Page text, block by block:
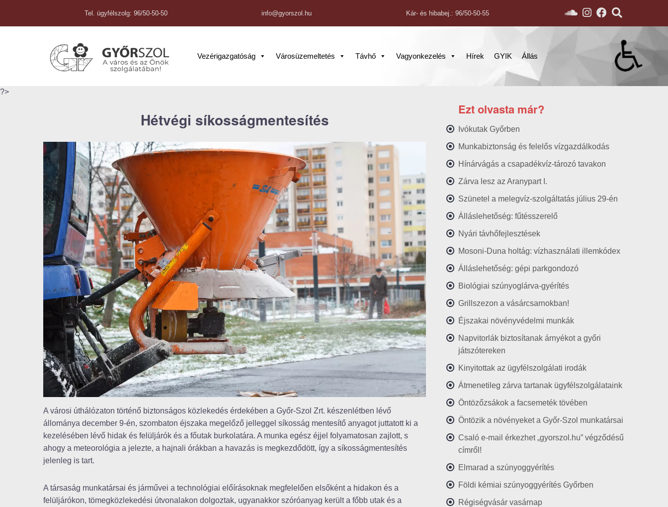
Tel. ügyfélszolg: 96/50-50-50 info@gyorszol.hu Kár- és hibabej.: 96/50-50-55
Vezérigazgatóság Városüzemeltetés Távhő Vagyonkezelés Hírek GYIK Állás
?>
Hétvégi síkosságmentesítés
A városi úthálózaton történő biztonságos közlekedés érdekében a Győr-Szol Zrt. készenlétben lévő
állománya december 9-én, szombaton éjszaka megelőző jelleggel síkosság mentesítő anyagot juttatott ki a
kezelésében lévő hidak és felüljárók és a főutak burkolatára. A munka egész éjjel folyamatosan zajlott, s
ahogy a meteorológia a jelezte, a hajnali órákban a havazás is megkezdődött, így a síkosságmentesítés
jelenleg is tart.
A társaság munkatársai és járművei a technológiai előírásoknak megfelelően elsőként a hidakon és a
felüljárókon, tömegközlekedési útvonalakon dolgoztak, ugyanakkor szóróanyag került a főbb utak és a
Ezt olvasta már?
Ivókutak Győrben
Munkabiztonság és felelős vízgazdálkodás
Hínárvágás a csapadékvíz-tározó tavakon
Zárva lesz az Aranypart I.
Szünetel a melegvíz-szolgáltatás július 29-én
Álláslehetőség: fűtésszerelő
Nyári távhőfejlesztések
Mosoni-Duna holtág: vízhasználati illemkódex
Álláslehetőség: gépi parkgondozó
Biológiai szúnyoglárva-gyérítés
Grillszezon a vásárcsarnokban!
Éjszakai növényvédelmi munkák
Napvitorlák biztosítanak árnyékot a győri
játszótereken
Kinyitottak az ügyfélszolgálati irodák
Átmenetileg zárva tartanak ügyfélszolgálataink
Öntözőzsákok a facsemeték tövében
Öntözik a növényeket a Győr-Szol munkatársai
Csaló e-mail érkezhet „gyorszol.hu” végződésű
címről!
Elmarad a szúnyoggyérítés
Földi kémiai szúnyoggyérítés Győrben
Régiségvásár vasárnap